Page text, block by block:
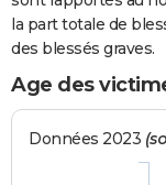
la part totale de
des blessés graves.
Age des
Données 2023